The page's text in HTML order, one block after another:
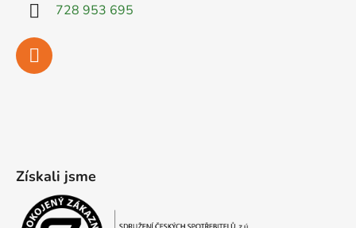
728 953 695
Získali jsme